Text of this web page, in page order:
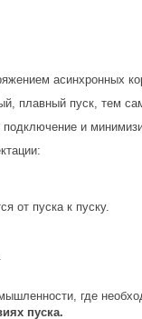
асинхронных
плавный пуск, тем
и
от пуска к пуску.
где
пуска.